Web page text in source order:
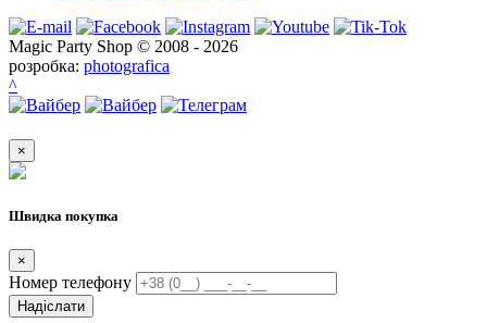
Magic Party Shop © 2008 - 2026
розробка: photografica
^
×
Швидка покупка
×
Номер телефону
Надіслати